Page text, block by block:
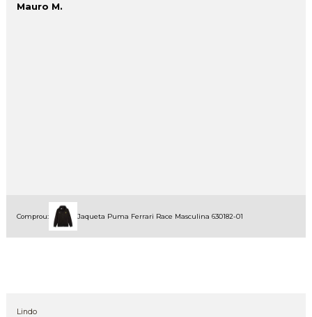
Mauro M.
Comprou: Jaqueta Puma Ferrari Race Masculina 630182-01
Lindo